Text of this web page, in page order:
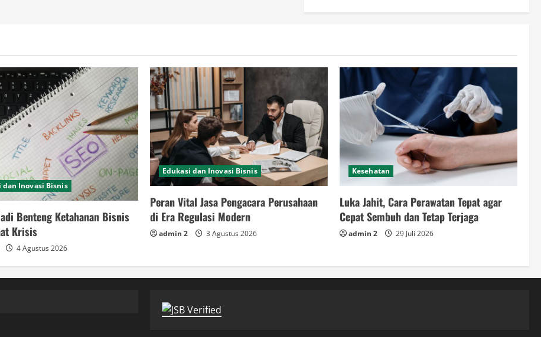
dan Inovasi Bisnis
Benteng Ketahanan Bisnis
Krisis
4 Agustus 2026
Edukasi dan Inovasi Bisnis
Peran Vital Jasa Pengacara Perusahaan
di Era Regulasi Modern
admin 2 3 Agustus 2026
Kesehatan
Luka Jahit, Cara Perawatan Tepat agar
Cepat Sembuh dan Tetap Terjaga
admin 2 29 Juli 2026